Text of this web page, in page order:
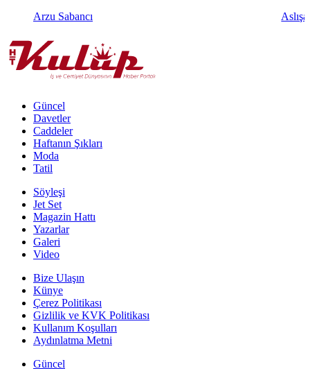
Arzu Sabancı
Güncel
Davetler
Caddeler
Haftanın Şıkları
Moda
Tatil
Söyleşi
Jet Set
Magazin Hattı
Yazarlar
Galeri
Video
Bize Ulaşın
Künye
Çerez Politikası
Gizlilik ve KVK Politikası
Kullanım Koşulları
Aydınlatma Metni
Güncel